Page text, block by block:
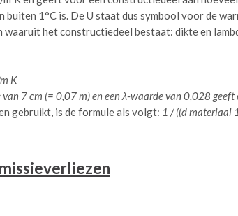
buiten 1°C is. De U staat dus symbool voor de
het constructiedeel bestaat: dikte en
K
7 cm (= 0,07 m) en een λ-waarde van 0,028 geeft
gebruikt, is de formule als volgt: 1 / ((d materiaal